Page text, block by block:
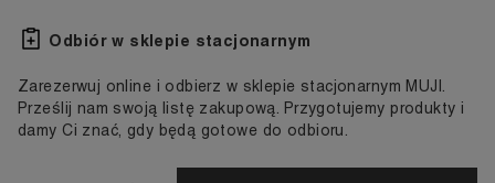
Odbiór w sklepie stacjonarnym
Zarezerwuj online i odbierz w sklepie stacjonarnym MUJI.
Prześlij nam swoją listę zakupową. Przygotujemy produkty i
damy Ci znać, gdy będą gotowe do odbioru.